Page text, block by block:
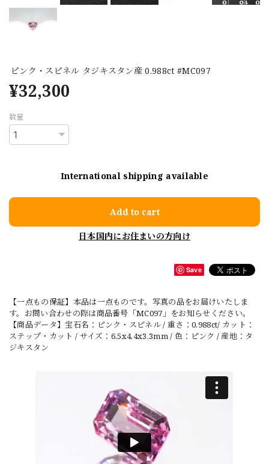
ピンク・スピネル タジキスタン産 0.988ct #MC097
¥32,300
数量
International shipping available
Add to cart
日本国内にお住まいの方向け
Save
【一点もの保証】本品は一点ものです。写真の品をお届けいたしま
す。お問い合わせの際は商品番号「MC097」をお知らせください。
【商品データ】宝石名：ピンク・スピネル / 重さ：0.988ct/ カット：
ステップ・カット / サイズ：6.5x4.4x3.3mm / 色：ピンク / 産地：タ
ジキスタン